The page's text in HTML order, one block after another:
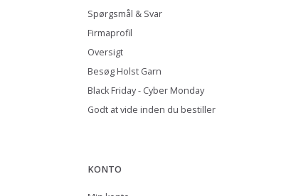
Spørgsmål & Svar
Firmaprofil
Oversigt
Besøg Holst Garn
Black Friday - Cyber Monday
Godt at vide inden du bestiller
KONTO